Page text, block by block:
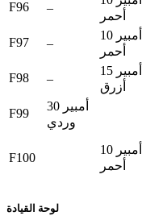
F96 –
أحمر
F97
–
10 أمبير
أحمر
F98
–
15 أمبير
أزرق
F99
30 أمبير
وردي
F100
10 أمبير
أحمر
لوحة القيادة